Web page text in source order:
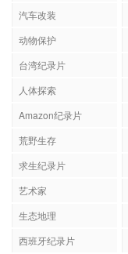
汽车改装
动物保护
台湾纪录片
人体探索
Amazon纪录片
荒野生存
求生纪录片
艺术家
生态地理
西班牙纪录片